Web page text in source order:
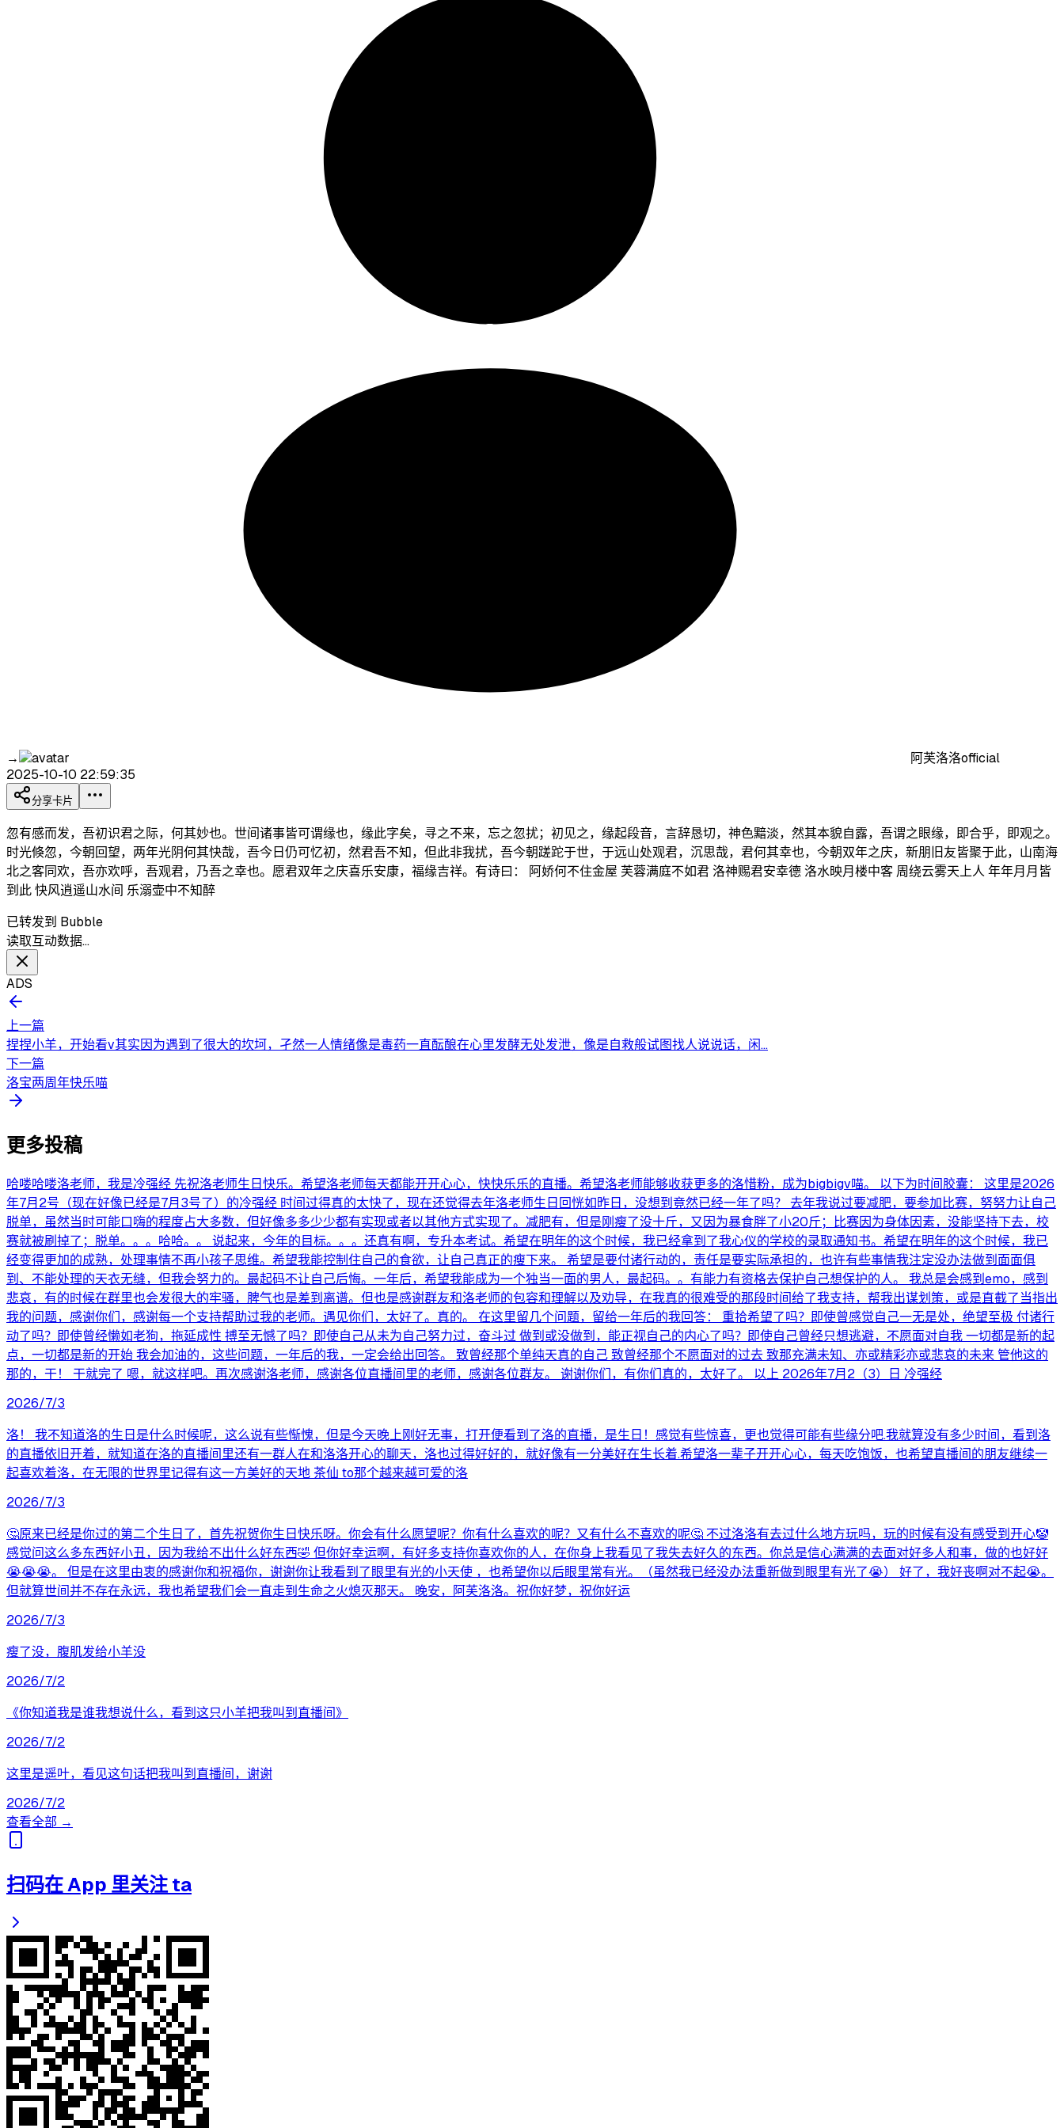
→
阿芙洛洛official
2025-10-10 22:59:35
分享卡片
忽有感而发，吾初识君之际，何其妙也。世间诸事皆可谓缘也，缘此字矣，寻之不来，忘之忽扰；初见之，缘起段音，言辞恳切，神色黯淡，然其本貌自露，吾谓之眼缘，即合乎，即观之。
时光倏忽，今朝回望，两年光阴何其快哉，吾今日仍可忆初，然君吾不知，但此非我扰，吾今朝蹉跎于世，于远山处观君，沉思哉，君何其幸也，今朝双年之庆，新朋旧友皆聚于此，山南海
北之客同欢，吾亦欢呼，吾观君，乃吾之幸也。愿君双年之庆喜乐安康，福缘吉祥。有诗曰： 阿娇何不住金屋 芙蓉满庭不如君 洛神赐君安幸德 洛水映月楼中客 周绕云雾天上人 年年月月皆
到此 快风逍遥山水间 乐溺壶中不知醉
已转发到 Bubble
读取互动数据…
ADS
上一篇
捏捏小羊，开始看v其实因为遇到了很大的坎坷，孑然一人情绪像是毒药一直酝酿在心里发酵无处发泄，像是自救般试图找人说说话，闲...
下一篇
洛宝两周年快乐喵
更多投稿
哈喽哈喽洛老师，我是冷强经 先祝洛老师生日快乐。希望洛老师每天都能开开心心，快快乐乐的直播。希望洛老师能够收获更多的洛惜粉，成为bigbigv喵。 以下为时间胶囊： 这里是2026
年7月2号（现在好像已经是7月3号了）的冷强经 时间过得真的太快了，现在还觉得去年洛老师生日回恍如昨日，没想到竟然已经一年了吗？ 去年我说过要减肥，要参加比赛，努努力让自己
脱单，虽然当时可能口嗨的程度占大多数，但好像多多少少都有实现或者以其他方式实现了。减肥有，但是刚瘦了没十斤，又因为暴食胖了小20斤；比赛因为身体因素，没能坚持下去，校
赛就被刷掉了；脱单。。。哈哈。。 说起来，今年的目标。。。还真有啊，专升本考试。希望在明年的这个时候，我已经拿到了我心仪的学校的录取通知书。希望在明年的这个时候，我已
经变得更加的成熟，处理事情不再小孩子思维。希望我能控制住自己的食欲，让自己真正的瘦下来。 希望是要付诸行动的，责任是要实际承担的，也许有些事情我注定没办法做到面面俱
到、不能处理的天衣无缝，但我会努力的。最起码不让自己后悔。一年后，希望我能成为一个独当一面的男人，最起码。。有能力有资格去保护自己想保护的人。 我总是会感到emo，感到
悲哀，有的时候在群里也会发很大的牢骚，脾气也是差到离谱。但也是感谢群友和洛老师的包容和理解以及劝导，在我真的很难受的那段时间给了我支持，帮我出谋划策，或是直截了当指出
我的问题，感谢你们，感谢每一个支持帮助过我的老师。遇见你们，太好了。真的。 在这里留几个问题，留给一年后的我回答： 重拾希望了吗？即使曾感觉自己一无是处，绝望至极 付诸行
动了吗？即使曾经懒如老狗，拖延成性 搏至无憾了吗？即使自己从未为自己努力过，奋斗过 做到或没做到，能正视自己的内心了吗？即使自己曾经只想逃避，不愿面对自我 一切都是新的起
点，一切都是新的开始 我会加油的，这些问题，一年后的我，一定会给出回答。 致曾经那个单纯天真的自己 致曾经那个不愿面对的过去 致那充满未知、亦或精彩亦或悲哀的未来 管他这的
那的，干！ 干就完了 嗯，就这样吧。再次感谢洛老师，感谢各位直播间里的老师，感谢各位群友。 谢谢你们，有你们真的，太好了。 以上 2026年7月2（3）日 冷强经
2026/7/3
洛！ 我不知道洛的生日是什么时候呢，这么说有些惭愧，但是今天晚上刚好无事，打开便看到了洛的直播，是生日！感觉有些惊喜，更也觉得可能有些缘分吧.我就算没有多少时间，看到洛
的直播依旧开着，就知道在洛的直播间里还有一群人在和洛洛开心的聊天，洛也过得好好的，就好像有一分美好在生长着.希望洛一辈子开开心心，每天吃饱饭，也希望直播间的朋友继续一
起喜欢着洛，在无限的世界里记得有这一方美好的天地 茶仙 to那个越来越可爱的洛
2026/7/3
🤔原来已经是你过的第二个生日了，首先祝贺你生日快乐呀。你会有什么愿望呢？你有什么喜欢的呢？又有什么不喜欢的呢🤔 不过洛洛有去过什么地方玩吗，玩的时候有没有感受到开心🤡
感觉问这么多东西好小丑，因为我给不出什么好东西🤣 但你好幸运啊，有好多支持你喜欢你的人，在你身上我看见了我失去好久的东西。你总是信心满满的去面对好多人和事，做的也好好
😭😭😭。 但是在这里由衷的感谢你和祝福你，谢谢你让我看到了眼里有光的小天使 ，也希望你以后眼里常有光。（虽然我已经没办法重新做到眼里有光了😭） 好了，我好丧啊对不起😭。
但就算世间并不存在永远，我也希望我们会一直走到生命之火熄灭那天。 晚安，阿芙洛洛。祝你好梦，祝你好运
2026/7/3
瘦了没，腹肌发给小羊没
2026/7/2
《你知道我是谁我想说什么，看到这只小羊把我叫到直播间》
2026/7/2
这里是遥叶，看见这句话把我叫到直播间，谢谢
2026/7/2
查看全部 →
扫码在 App 里关注 ta